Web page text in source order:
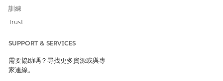
訓練
Trust
SUPPORT & SERVICES
需要協助嗎？尋找更多資源或與專
家連線。